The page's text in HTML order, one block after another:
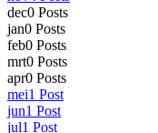
dec0 Posts
jan0 Posts
feb0 Posts
mrt0 Posts
apr0 Posts
mei1 Post
jun1 Post
jul1 Post